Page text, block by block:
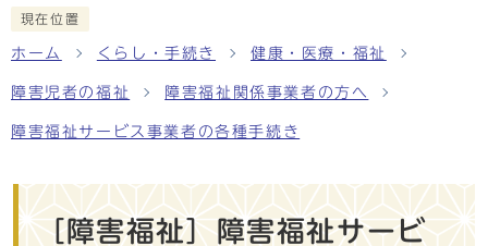
現在位置
ホーム くらし・手続き 健康・医療・福祉
障害児者の福祉 障害福祉関係事業者の方へ
障害福祉サービス事業者の各種手続き
［障害福祉］障害福祉サービ